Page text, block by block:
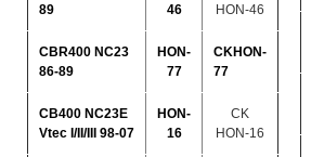
89
46
HON-46
CBR400 NC23
86-89
HON-
77
CKHON-
77
CB400 NC23E
Vtec I/II/III 98-07
HON-
16
CK
HON-16